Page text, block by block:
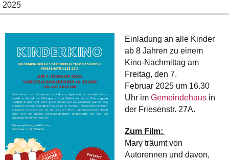
2025
Einladung an alle Kinder
ab 8 Jahren zu einem
Kino-Nachmittag am
Freitag, den 7.
Februar 2025 um 16.30
Uhr im Gemeindehaus in
der Friesenstr. 27A.
Zum Film:
Mary träumt von
Autorennen und davon,